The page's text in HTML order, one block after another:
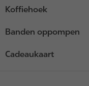
Koffiehoek
Banden oppompen
Cadeaukaart